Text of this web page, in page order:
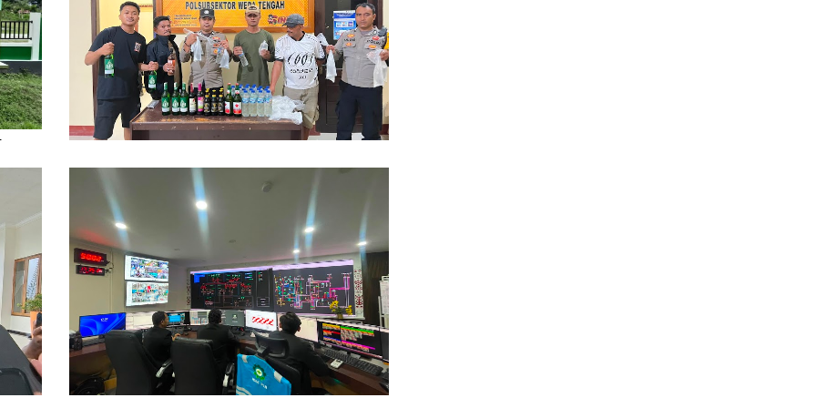
Polsubsektor Weda Tengah Sita Puluhan
Botol Miras Ilegal di Lelilef Waibulen